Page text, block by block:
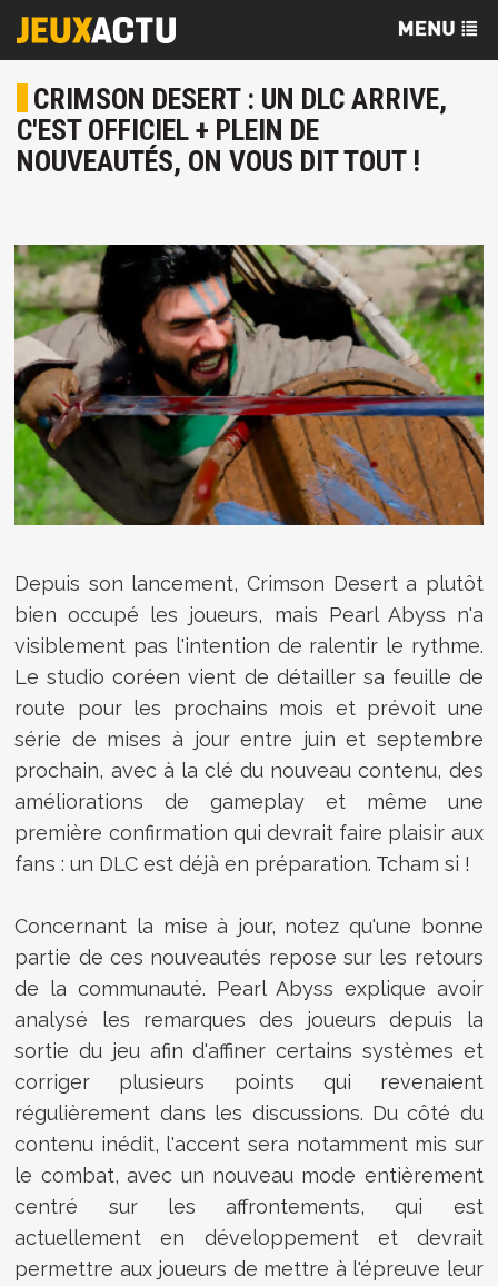
CRIMSON DESERT : UN DLC ARRIVE,
C'EST OFFICIEL + PLEIN DE
NOUVEAUTÉS, ON VOUS DIT TOUT !
Depuis son lancement, Crimson Desert a plutôt
bien occupé les joueurs, mais Pearl Abyss n'a
visiblement pas l'intention de ralentir le rythme.
Le studio coréen vient de détailler sa feuille de
route pour les prochains mois et prévoit une
série de mises à jour entre juin et septembre
prochain, avec à la clé du nouveau contenu, des
améliorations de gameplay et même une
première confirmation qui devrait faire plaisir aux
fans : un DLC est déjà en préparation. Tcham si !
Concernant la mise à jour, notez qu'une bonne
partie de ces nouveautés repose sur les retours
de la communauté. Pearl Abyss explique avoir
analysé les remarques des joueurs depuis la
sortie du jeu afin d'affiner certains systèmes et
corriger plusieurs points qui revenaient
régulièrement dans les discussions. Du côté du
contenu inédit, l'accent sera notamment mis sur
le combat, avec un nouveau mode entièrement
centré sur les affrontements, qui est
actuellement en développement et devrait
permettre aux joueurs de mettre à l'épreuve leur